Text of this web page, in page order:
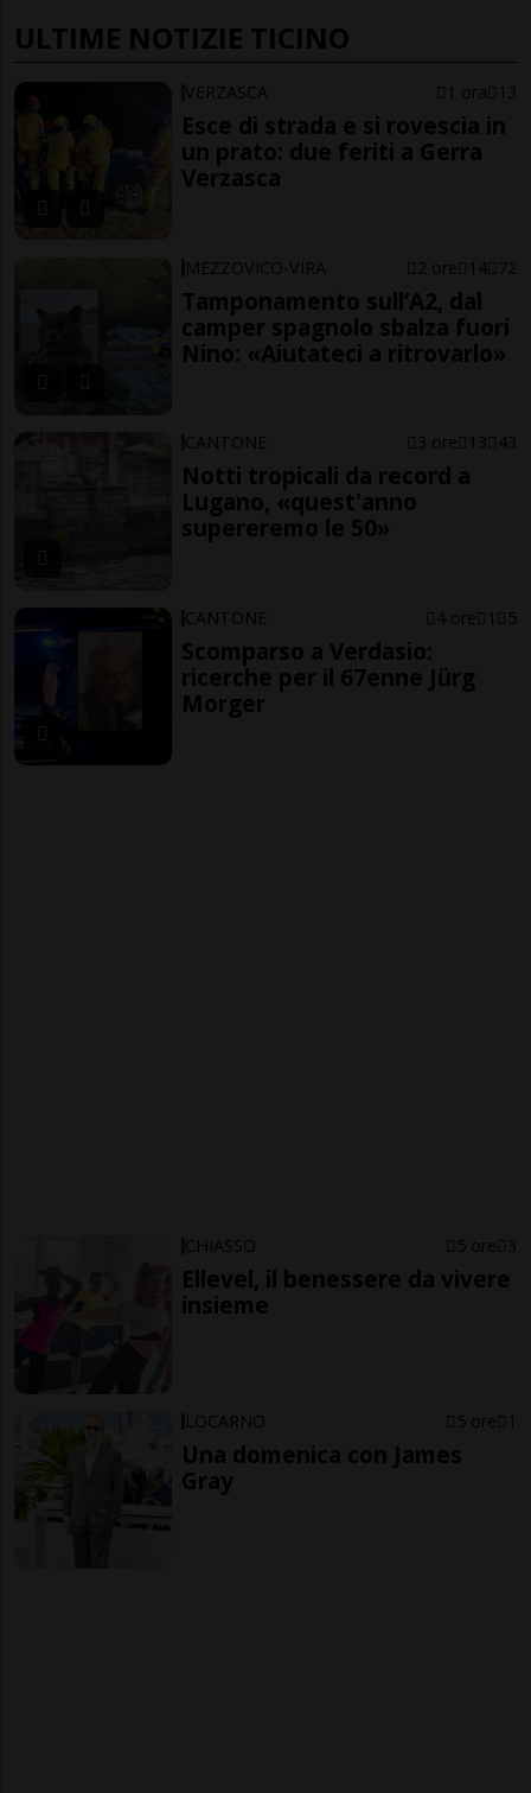
ULTIME NOTIZIE TICINO
VERZASCA 1 ora 13
Esce di strada e si rovescia in
un prato: due feriti a Gerra
Verzasca
MEZZOVICO-VIRA 2 ore 14 72
Tamponamento sull’A2, dal
camper spagnolo sbalza fuori
Nino: «Aiutateci a ritrovarlo»
CANTONE 3 ore 13 43
Notti tropicali da record a
Lugano, «quest'anno
supereremo le 50»
CANTONE 4 ore 1 5
Scomparso a Verdasio:
ricerche per il 67enne Jürg
Morger
CHIASSO 5 ore 3
Ellevel, il benessere da vivere
insieme
LOCARNO 5 ore 1
Una domenica con James
Gray